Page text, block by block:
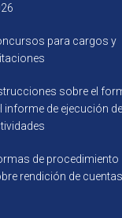
para cargos y
sobre el
informe de ejecución de
de procedimiento
rendición de cuentas